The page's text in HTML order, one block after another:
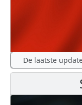
De laatste